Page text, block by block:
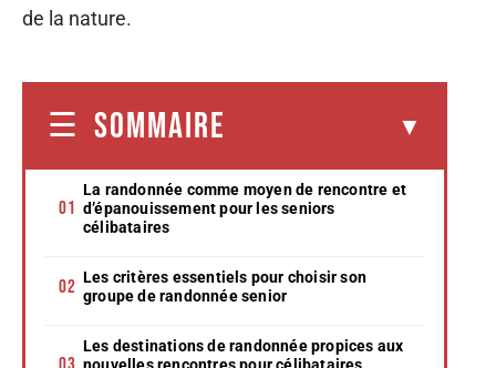
de la nature.
SOMMAIRE
La randonnée comme moyen de rencontre et
d’épanouissement pour les seniors
célibataires
Les critères essentiels pour choisir son
groupe de randonnée senior
Les destinations de randonnée propices aux
nouvelles rencontres pour célibataires